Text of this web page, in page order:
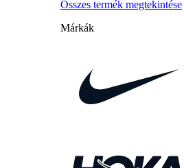
Összes termék megtekintése
Márkák